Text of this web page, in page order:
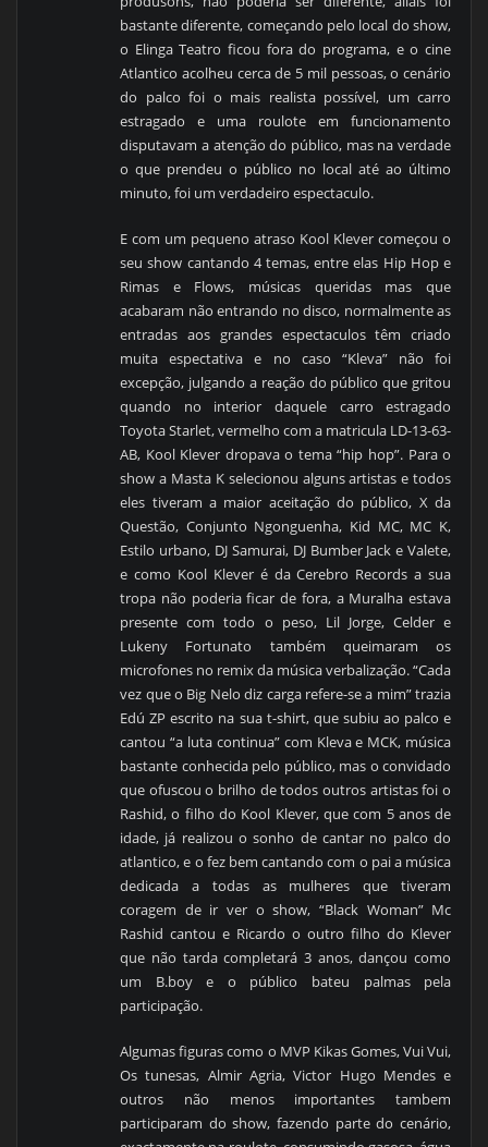
bastante diferente, começando pelo local do show,
o Elinga Teatro ficou fora do programa, e o cine
Atlantico acolheu cerca de 5 mil pessoas, o cenário
do palco foi o mais realista possível, um carro
estragado e uma roulote em funcionamento
disputavam a atenção do público, mas na verdade
o que prendeu o público no local até ao último
minuto, foi um verdadeiro espectaculo.
E com um pequeno atraso Kool Klever começou o
seu show cantando 4 temas, entre elas Hip Hop e
Rimas e Flows, músicas queridas mas que
acabaram não entrando no disco, normalmente as
entradas aos grandes espectaculos têm criado
muita espectativa e no caso “Kleva” não foi
excepção, julgando a reação do público que gritou
quando no interior daquele carro estragado
Toyota Starlet, vermelho com a matricula LD-13-63-
AB, Kool Klever dropava o tema “hip hop”. Para o
show a Masta K selecionou alguns artistas e todos
eles tiveram a maior aceitação do público, X da
Questão, Conjunto Ngonguenha, Kid MC, MC K,
Estilo urbano, DJ Samurai, DJ Bumber Jack e Valete,
e como Kool Klever é da Cerebro Records a sua
tropa não poderia ficar de fora, a Muralha estava
presente com todo o peso, Lil Jorge, Celder e
Lukeny Fortunato também queimaram os
microfones no remix da música verbalização. “Cada
vez que o Big Nelo diz carga refere-se a mim” trazia
Edú ZP escrito na sua t-shirt, que subiu ao palco e
cantou “a luta continua” com Kleva e MCK, música
bastante conhecida pelo público, mas o convidado
que ofuscou o brilho de todos outros artistas foi o
Rashid, o filho do Kool Klever, que com 5 anos de
idade, já realizou o sonho de cantar no palco do
atlantico, e o fez bem cantando com o pai a música
dedicada a todas as mulheres que tiveram
coragem de ir ver o show, “Black Woman” Mc
Rashid cantou e Ricardo o outro filho do Klever
que não tarda completará 3 anos, dançou como
um B.boy e o público bateu palmas pela
participação.
Algumas figuras como o MVP Kikas Gomes, Vui Vui,
Os tunesas, Almir Agria, Victor Hugo Mendes e
outros não menos importantes tambem
participaram do show, fazendo parte do cenário,